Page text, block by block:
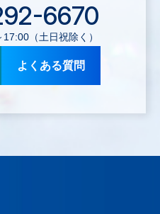
6670
（土日祝除く）
よくある質問